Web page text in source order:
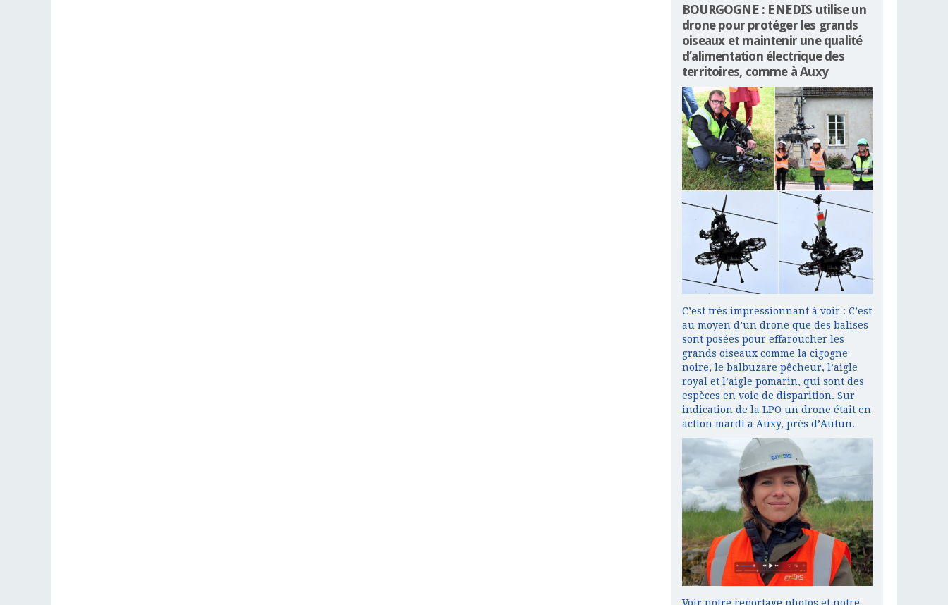
BOURGOGNE : ENEDIS utilise un
drone pour protéger les grands
oiseaux et maintenir une qualité
d’alimentation électrique des
territoires, comme à Auxy
C’est très impressionnant à voir : C’est
au moyen d’un drone que des balises
sont posées pour effaroucher les
grands oiseaux comme la cigogne
noire, le balbuzare pêcheur, l’aigle
royal et l’aigle pomarin, qui sont des
espèces en voie de disparition. Sur
indication de la LPO un drone était en
action mardi à Auxy, près d’Autun.